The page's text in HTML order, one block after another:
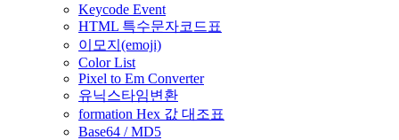
Keycode Event
HTML 특수문자코드표
이모지(emoji)
Color List
Pixel to Em Converter
유닉스타임변환
formation Hex 값 대조표
Base64 / MD5